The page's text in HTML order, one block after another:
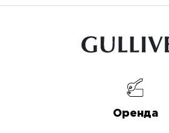
Оренда